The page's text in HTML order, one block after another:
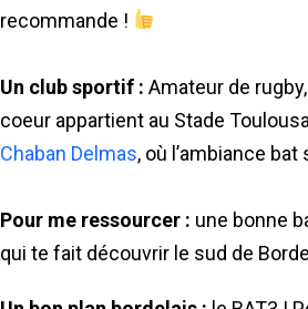
recommande !
Un club sportif : Amateur de
coeur appartient au Stade
Chaban Delmas, où l’ambiance
Pour me ressourcer : une bonne
qui te fait découvrir le sud de